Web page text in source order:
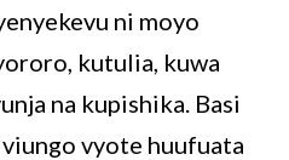
ni moyo
kutulia, kuwa
na kupishika. Basi
vyote huufuata